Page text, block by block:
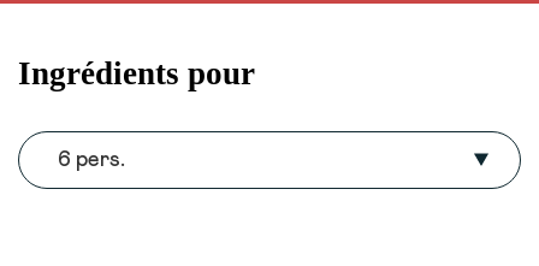
Ingrédients pour
6 pers.